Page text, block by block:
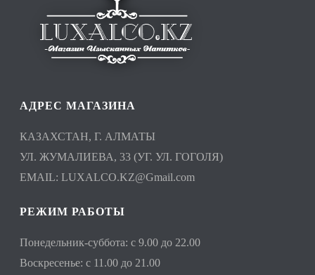
АДРЕС МАГАЗИНА
КАЗАХСТАН, Г. АЛМАТЫ
УЛ. ЖУМАЛИЕВА, 33 (УГ. УЛ. ГОГОЛЯ)
EMAIL:LUXALCO.KZ@Gmail.com
РЕЖИМ РАБОТЫ
Понедельник-суббота: с 9.00 до 22.00
Воскресенье: с 11.00 до 21.00